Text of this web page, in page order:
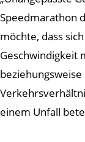
Speedmarathon
möchte, dass
Geschwindigkeit
einem Unfall